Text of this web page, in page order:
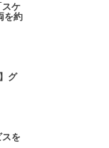
ケ
を約
グ
を